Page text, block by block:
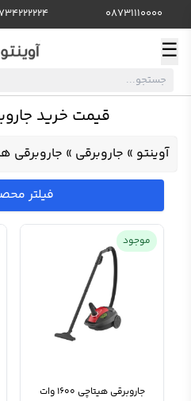
08731110000
☰
قیمت خرید
آوینتو » جاروبرقی » جاروبرقی
فیلتر
موجود
جاروبرقی هیتاچی 1600 وات